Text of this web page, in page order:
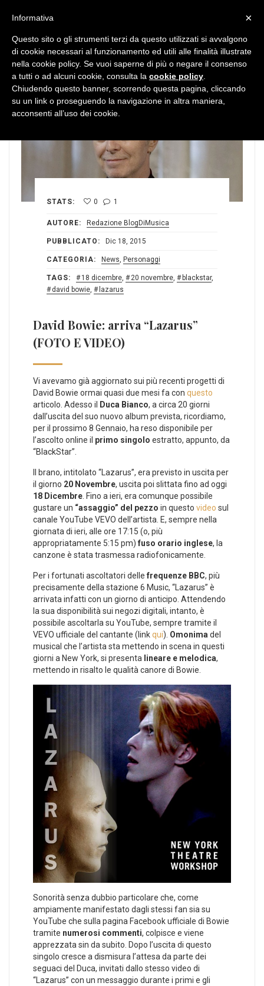
STATS: 0 1
AUTORE: Redazione BlogDiMusica
PUBBLICATO: Dic 18, 2015
CATEGORIA: News Personaggi
TAGS: 18 dicembre 20 novembre blackstar,
david bowie
lazarus
David Bowie: arriva “Lazarus”
(FOTO E VIDEO)
Vi avevamo già aggiornato sui più recenti progetti di
David Bowie ormai quasi due mesi fa con questo
articolo. Adesso il Duca Bianco, a circa 20 giorni
dall’uscita del suo nuovo album prevista, ricordiamo,
per il prossimo 8 Gennaio, ha reso disponibile per
l’ascolto online il primo singolo estratto, appunto, da
“BlackStar”.
Il brano, intitolato “Lazarus”, era previsto in uscita per
il giorno 20 Novembre, uscita poi slittata fino ad oggi
18 Dicembre . Fino a ieri, era comunque possibile
gustare un “assaggio” del pezzo in questo video sul
canale YouTube VEVO dell’artista. E, sempre nella
giornata di ieri, alle ore 17:15 (o, più
appropriatamente 5:15 pm) fuso orario inglese, la
canzone è stata trasmessa radiofonicamente.
Per i fortunati ascoltatori delle frequenze BBC, più
precisamente della stazione 6 Music, “Lazarus” è
arrivata infatti con un giorno di anticipo. Attendendo
la sua disponibilità sui negozi digitali, intanto, è
possibile ascoltarla su YouTube, sempre tramite il
VEVO ufficiale del cantante (linkqui). Omonima del
musical che l’artista sta mettendo in scena in questi
giorni a New York, si presenta lineare e melodica,
mettendo in risalto le qualità canore di Bowie.
Sonorità senza dubbio particolare che, come
ampiamente manifestato dagli stessi fan sia su
YouTube che sulla pagina Facebook ufficiale di Bowie
tramite numerosi commenti, colpisce e viene
apprezzata sin da subito. Dopo l’uscita di questo
singolo cresce a dismisura l’attesa da parte dei
seguaci del Duca, invitati dallo stesso video di
“Lazarus” con un messaggio durante i primi e gli
×
Informativa
Questo sito o gli strumenti terzi da questo utilizzati si avvalgono
di cookie necessari al funzionamento ed utili alle finalità illustrate
nella cookie policy. Se vuoi saperne di più o negare il consenso
a tutti o ad alcuni cookie, consulta la cookie policy
Chiudendo questo banner, scorrendo questa pagina, cliccando
su un link o proseguendo la navigazione in altra maniera,
acconsenti all’uso dei cookie.